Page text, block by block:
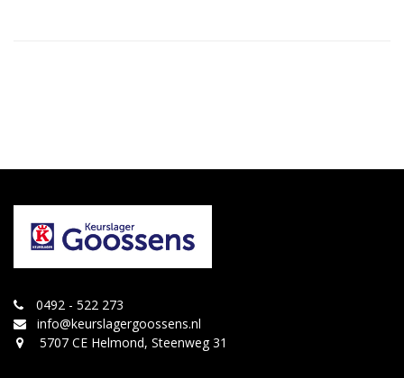
0492 - 522 273
info@keurslagergoossens.nl
5707 CE Helmond, Steenweg 31